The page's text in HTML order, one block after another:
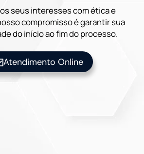
seus interesses com ética e
compromisso é garantir sua
do início ao fim do processo.
Atendimento Online